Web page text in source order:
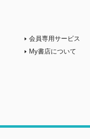
会員専用サービス
My書店について